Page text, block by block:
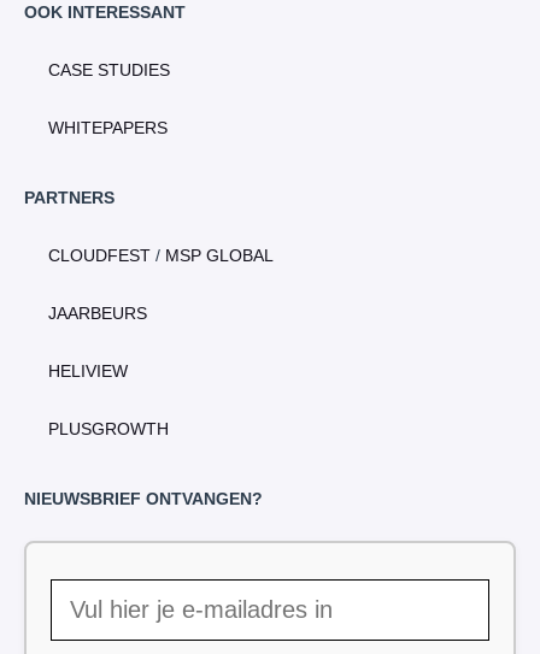
OOK INTERESSANT
CASE STUDIES
WHITEPAPERS
PARTNERS
CLOUDFEST / MSP GLOBAL
JAARBEURS
HELIVIEW
PLUSGROWTH
NIEUWSBRIEF ONTVANGEN?